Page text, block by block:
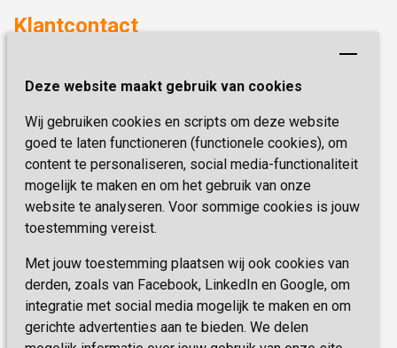
Deze website maakt gebruik van cookies
Wij gebruiken cookies en scripts om deze website
goed te laten functioneren (functionele cookies), om
content te personaliseren, social media-functionaliteit
mogelijk te maken en om het gebruik van onze
website te analyseren. Voor sommige cookies is jouw
toestemming vereist.
Met jouw toestemming plaatsen wij ook cookies van
derden, zoals van Facebook, LinkedIn en Google, om
integratie met social media mogelijk te maken en om
gerichte advertenties aan te bieden. We delen
Onze specialiteiten
Duurzaamheid
Kwaliteit & Klantbeleving
Missie & Visie
Vastgoed
Innovatie
Klantcontact
6419 PB Heerlen
Telefoon:0900 777 4 777
E-mail:zorgbemiddeling@sevagram.nl
Schrijf je nu in!
Blijf op de hoogte van de laatste activiteiten en
nieuwtjes met onze nieuwsbrief
INSCHRIJVEN